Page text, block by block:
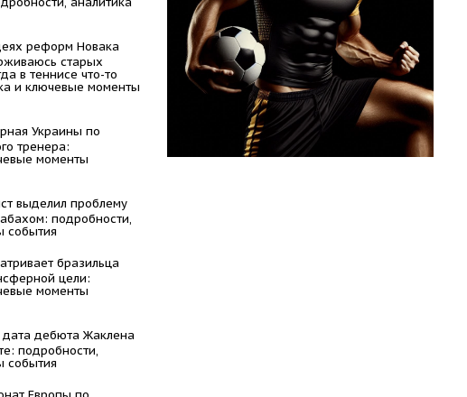
реформ Новака
старых
в теннисе что-то
и ключевые моменты
Украины по
тренера:
моменты
выделил проблему
подробности,
события
бразильца
цели:
моменты
дата дебюта Жаклена
подробности,
события